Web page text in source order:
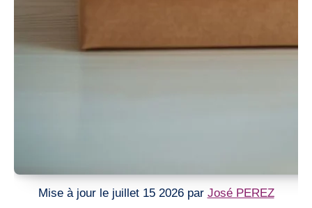
Mise à jour le juillet 15 2026 par José PEREZ